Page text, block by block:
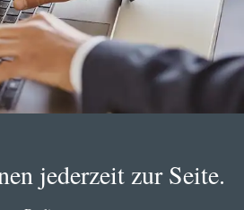
jederzeit zur Seite.